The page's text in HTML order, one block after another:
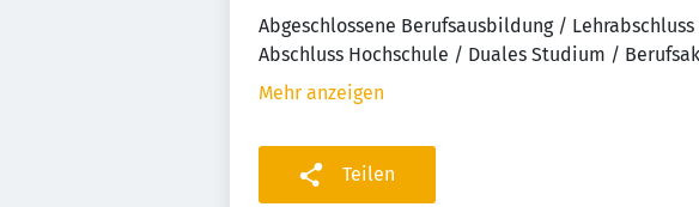
Abgeschlossene Berufsausbildung / Lehrabschluss
Abschluss Hochschule / Duales Studium /
Mehr anzeigen
Teilen